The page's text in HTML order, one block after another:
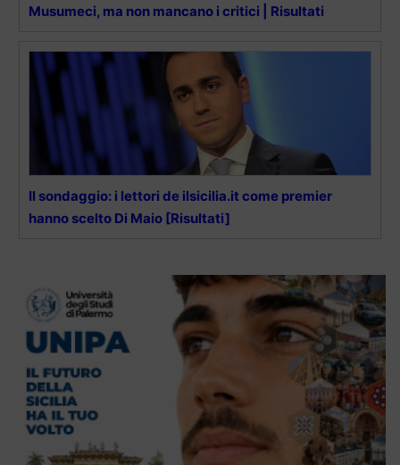
Musumeci, ma non mancano i critici | Risultati
Il sondaggio: i lettori de ilsicilia.it come premier
hanno scelto Di Maio [Risultati]